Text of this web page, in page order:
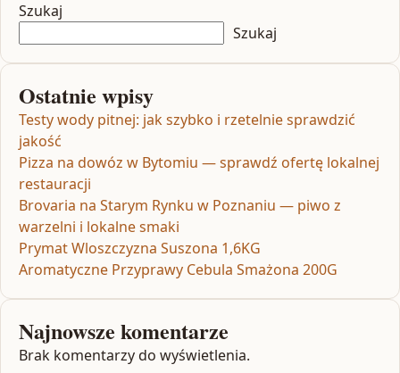
Szukaj
Szukaj
Ostatnie wpisy
Testy wody pitnej: jak szybko i rzetelnie sprawdzić
jakość
Pizza na dowóz w Bytomiu — sprawdź ofertę lokalnej
restauracji
Brovaria na Starym Rynku w Poznaniu — piwo z
warzelni i lokalne smaki
Prymat Wloszczyzna Suszona 1,6KG
Aromatyczne Przyprawy Cebula Smażona 200G
Najnowsze komentarze
Brak komentarzy do wyświetlenia.